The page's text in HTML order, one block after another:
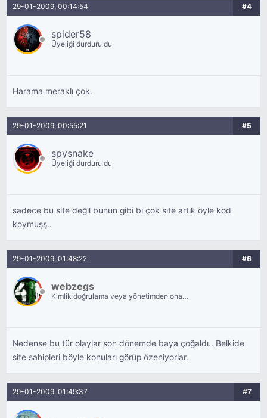
29-01-2009, 00:14:54 #4
spider58
Üyeliği durduruldu
Harama meraklı çok.
29-01-2009, 00:55:21 #5
spysnake
Üyeliği durduruldu
sadece bu site değil bunun gibi bi çok site artık öyle kod
koymuşş..
29-01-2009, 01:48:22 #6
webzegs
Kimlik doğrulama veya yönetimden onay
Nedense bu tür olaylar son dönemde baya çoğaldı.. Belkide
site sahipleri böyle konuları görüp özeniyorlar.
29-01-2009, 01:49:37 #7